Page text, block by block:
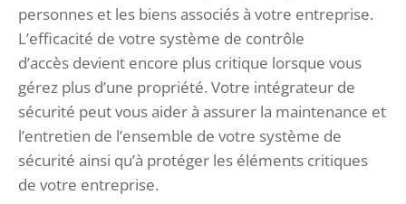
personnes et les biens associés à votre entreprise.
L’efficacité de votre système de contrôle
d’accès devient encore plus critique lorsque vous
gérez plus d’une propriété. Votre intégrateur de
sécurité peut vous aider à assurer la maintenance et
l’entretien de l’ensemble de votre système de
sécurité ainsi qu’à protéger les éléments critiques
de votre entreprise.